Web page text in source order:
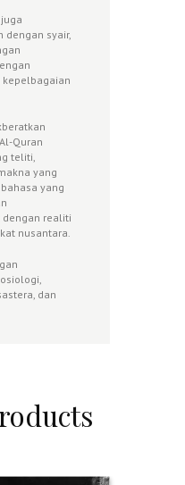
dengan syair,
Quran
teliti,
yang
yang
realiti
nusantara.
dan